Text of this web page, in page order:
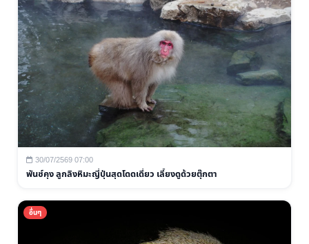
30/07/2569 07:00
พันช์คุง ลูกลิงหิมะญี่ปุ่นสุดโดดเดี่ยว เลี้ยงดูด้วยตุ๊กตา
อื่นๆ